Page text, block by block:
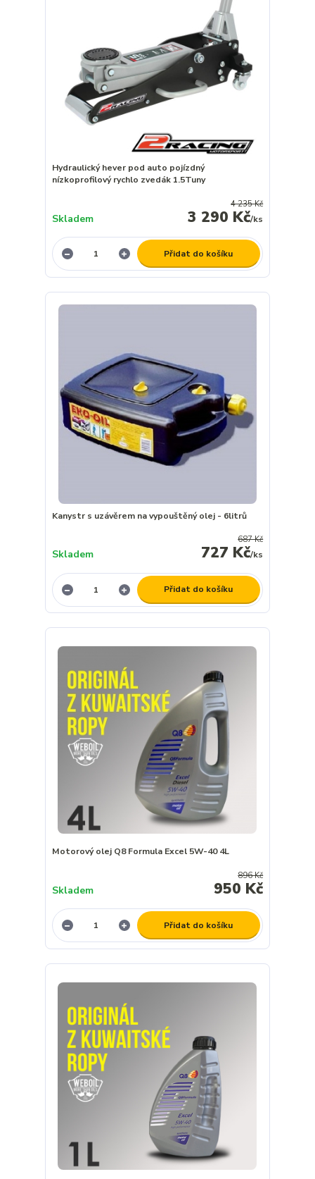
Hydraulický hever pod auto pojízdný
nízkoprofilový rychlo zvedák 1.5Tuny
4 235 Kč
3 290 Kč/ks
Skladem
Přidat do košíku
Kanystr s uzávěrem na vypouštěný olej - 6litrů
687 Kč
727 Kč/ks
Skladem
Přidat do košíku
Motorový olej Q8 Formula Excel 5W-40 4L
896 Kč
950 Kč
Skladem
Přidat do košíku